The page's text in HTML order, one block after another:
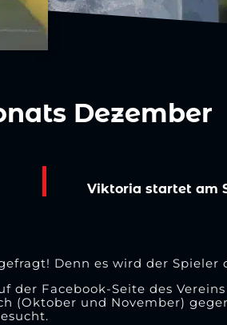
Dezember
Viktoria startet am
Denn es wird der Spieler
Facebook-Seite des
(Oktober und November)